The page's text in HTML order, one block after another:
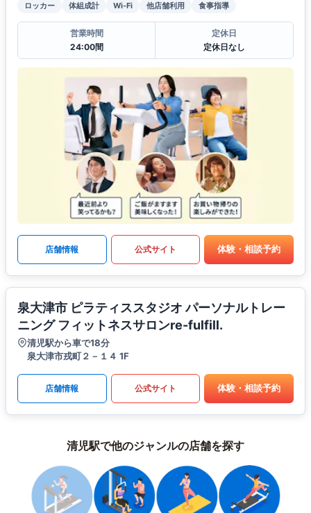
ロッカー 体組成計 Wi-Fi 他店舗利用 食事指導
営業時間
24:00間
定休日
定休日なし
店舗情報 公式サイト 体験・相談予約
泉大津市 ピラティススタジオ パーソナルトレー
ニング フィットネスサロンre-fulfill.
清児駅から車で18分
泉大津市戎町２－１４ 1F
店舗情報 公式サイト 体験・相談予約
清児駅で他のジャンルの店舗を探す